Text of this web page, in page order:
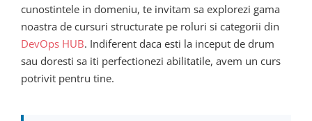
cunostintele in domeniu, te invitam sa explorezi gama
noastra de cursuri structurate pe roluri si categorii din
DevOps HUB. Indiferent daca esti la inceput de drum
sau doresti sa iti perfectionezi abilitatile, avem un curs
potrivit pentru tine.